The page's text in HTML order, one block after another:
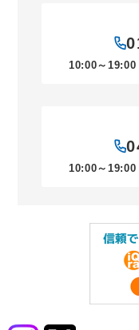
10:00～19:00
10:00～19:00